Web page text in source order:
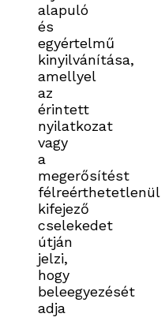
alapuló
és
egyértelmű
kinyilvánítása,
amellyel
az
érintett
nyilatkozat
vagy
a
megerősítést
félreérthetetlenül
kifejező
cselekedet
útján
jelzi,
hogy
beleegyezését
adja